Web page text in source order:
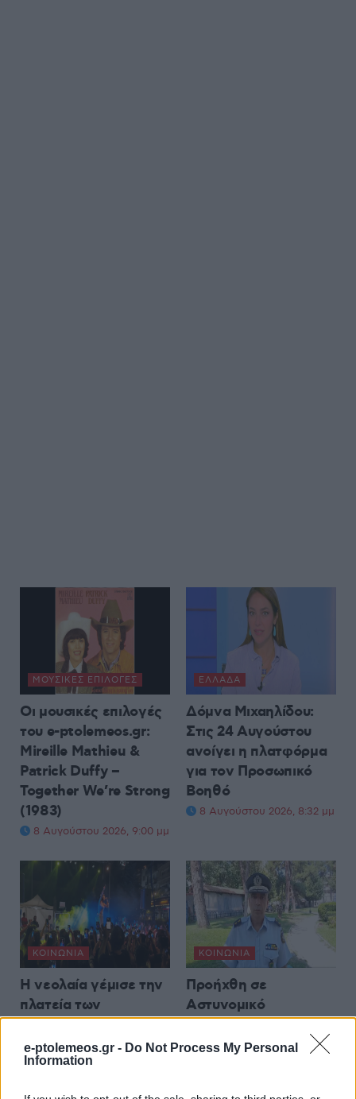
e-ptolemeos.gr - Do Not Process My Personal
Information
ΜΟΥΣΙΚΈΣ ΕΠΙΛΟΓΈΣ
Οι μουσικές επιλογές
του e-ptolemeos.gr:
Mireille Mathieu &
Patrick Duffy –
Together We’re Strong
(1983)
8 Αυγούστου 2026, 9:00 μμ
ΕΛΛΆΔΑ
Δόμνα Μιχαηλίδου:
Στις 24 Αυγούστου
ανοίγει η πλατφόρμα
για τον Προσωπικό
Βοηθό
8 Αυγούστου 2026, 8:32 μμ
ΚΟΙΝΩΝΊΑ
Η νεολαία γέμισε την
πλατεία των
Γρεβενών στη μεγάλη
συναυλία της
Marseaux
ΚΟΙΝΩΝΊΑ
Προήχθη σε
Αστυνομικό
Υποδιευθυντή ο
Διοικητής της